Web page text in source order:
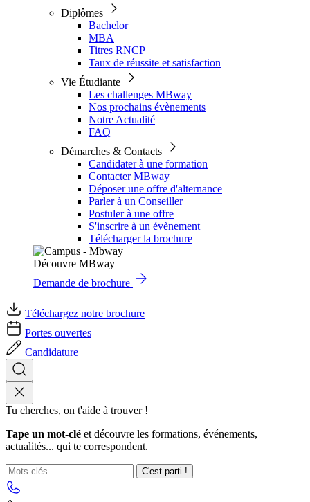
Diplômes
Bachelor
MBA
Titres RNCP
Taux de réussite et satisfaction
Vie Étudiante
Les challenges MBway
Nos prochains évènements
Notre Actualité
FAQ
Démarches & Contacts
Candidater à une formation
Contacter MBway
Déposer une offre d'alternance
Parler à un Conseiller
Postuler à une offre
S'inscrire à un évènement
Télécharger la brochure
Découvre MBway
Demande de brochure
Téléchargez notre brochure
Portes ouvertes
Candidature
Tu cherches, on t'aide à trouver !
Tape un mot-clé et découvre les formations, événements,
actualités... qui te correspondent.
C'est parti !